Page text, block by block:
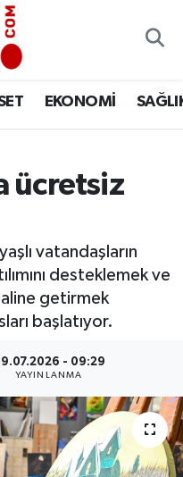
EKONOMİ
ücretsiz
vatandaşların
desteklemek ve
getirmek
başlatıyor.
- 09:29
YAYINLANMA
Fikstür